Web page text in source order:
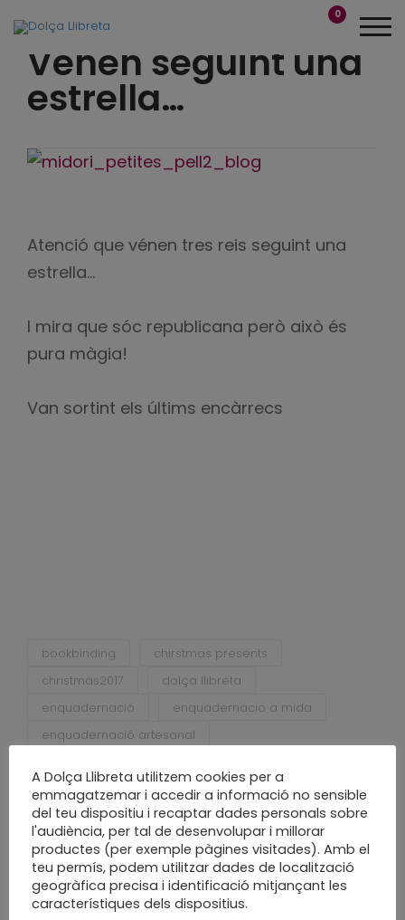
0
Vénen seguint una
estrella…
Atenció que vénen tres reis seguint una
estrella…
I mira que sóc republicana però això és
pura màgia!
Van sortint els últims encàrrecs
bookbinding
chirstmas presents
christmas2017
dolça llibreta
enquadernació
enquadernacio a mida
enquadernació artesanal
enquadernació personalitzada
enquadernacio sabadell
fet a mà
fet a mida
fet a poc a poc
handmade
llibreta
midori
midori notebook
midori style
nadal
nadal 2017
A Dolça Llibreta utilitzem cookies per a
emmagatzemar i accedir a informació no sensible
del teu dispositiu i recaptar dades personals sobre
l'audiència, per tal de desenvolupar i millorar
productes (per exemple pàgines visitades). Amb el
teu permís, podem utilitzar dades de localització
geogràfica precisa i identificació mitjançant les
característiques dels dispositius.